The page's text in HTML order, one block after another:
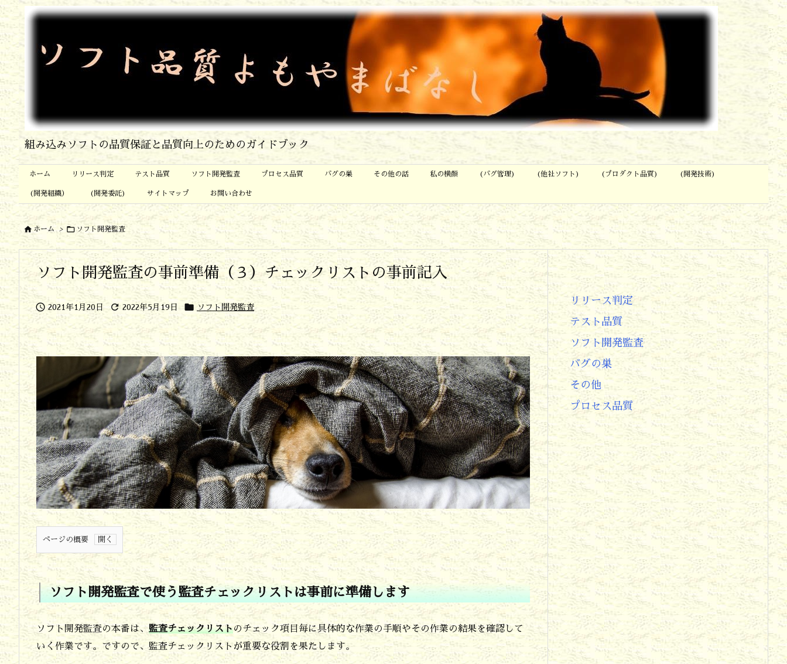
組み込みソフトの品質保証と品質向上のためのガイドブック
ホーム リリース判定 テスト品質 ソフト開発監査 プロセス品質 バグの巣 その他の話 私の横顔 (バグ管理) (他社ソフト) (プロダクト品質) (開発技術)
(開発組織） (開発委託) サイトマップ お問い合わせ
 ホーム >  ソフト開発監査
ソフト開発監査の事前準備（３）チェックリストの事前記入
 2021年1月20日  2022年5月19日  ソフト開発監査
ページの概要
1.
ソ
フ
ト
開
発
ソフト開発監査で使う監査チェックリストは事前に準備します
ソフト開発監査の本番は、監査チェックリストのチェック項目毎に具体的な作業の手順やその作業の結果を確認して
いく作業です。ですので、監査チェックリストが重要な役割を果たします。
リリース判定
テスト品質
ソフト開発監査
バグの巣
その他
プロセス品質